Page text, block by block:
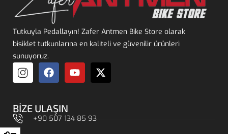
Tutkuyla Pedallayın! Zafer Antmen Bike Store olarak
bisiklet tutkunlarına en kaliteli ve güvenilir ürünleri
sunuyoruz.
BIZE ULAŞIN
+90 507 134 85 93